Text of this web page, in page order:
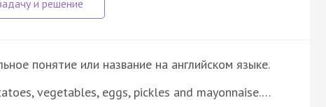
понятие или название на английском языке.
vegetables, eggs, pickles and mayonnaise.…